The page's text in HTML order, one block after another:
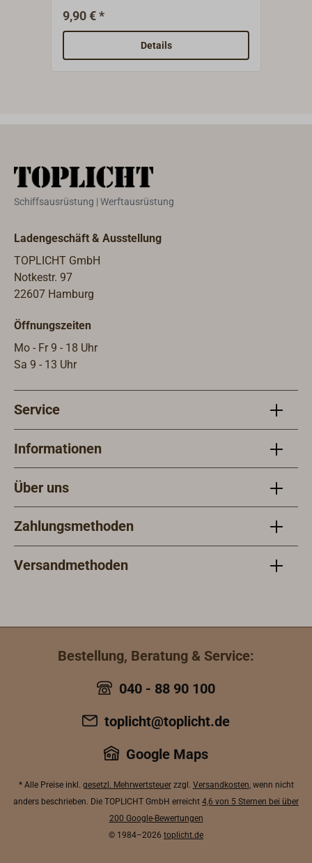
9,90 € *
Details
Schiffsausrüstung | Werftausrüstung
Ladengeschäft & Ausstellung
TOPLICHT GmbH
Notkestr. 97
22607 Hamburg
Öffnungszeiten
Mo - Fr 9 - 18 Uhr
Sa 9 - 13 Uhr
Service
Informationen
Über uns
Zahlungsmethoden
Versandmethoden
Bestellung, Beratung & Service:
040 - 88 90 100
toplicht@toplicht.de
Google Maps
* Alle Preise inkl. gesetzl. Mehrwertsteuerzzgl. Versandkosten, wenn nicht
anders beschrieben. Die TOPLICHT GmbH erreicht 4,6 von 5 Sternen bei über
200 Google-Bewertungen
© 1984–2026 toplicht.de